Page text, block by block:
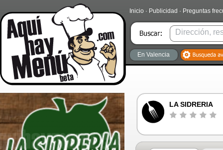
Inicio · Publicidad · Preguntas
En Valencia
LA SIDRERIA